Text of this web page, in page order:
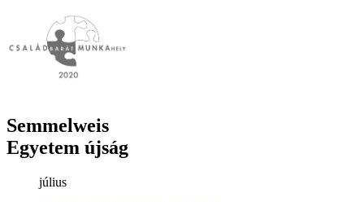
Semmelweis
Egyetem újság
július